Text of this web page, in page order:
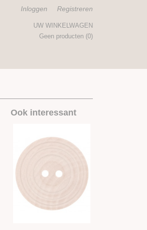
Inloggen Registreren
UW WINKELWAGEN
Geen producten (0)
Ook interessant